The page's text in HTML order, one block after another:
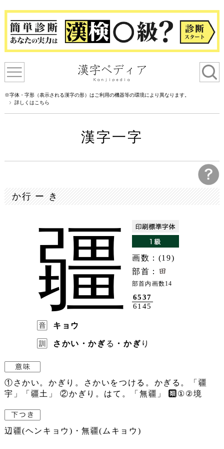
※字体・字形（表示される漢字の形）はご利用の機器等の環境により異なります。
詳しくはこちら
漢字一字
か行 ー き
疆
画数：(19)
部首：
部首内画数14
6537
6145
キョウ
さかい・かぎ る ・かぎ り
①さかい。かぎり。さかいをつける。かぎる。「疆
宇」「疆土」 ②かぎり。はて。「無疆」
①②境
辺疆(ヘンキョウ)・無疆(ムキョウ)